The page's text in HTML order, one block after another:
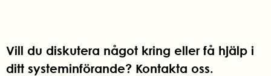
Vill du diskutera något kring eller få hjälp i
ditt systeminförande? Kontakta oss.